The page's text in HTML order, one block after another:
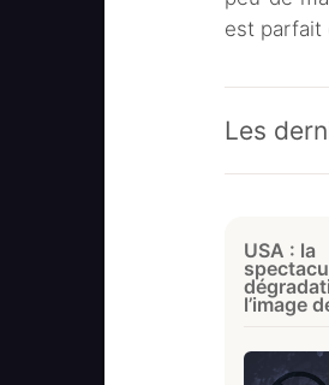
est parfait
Les
USA : la
l’image